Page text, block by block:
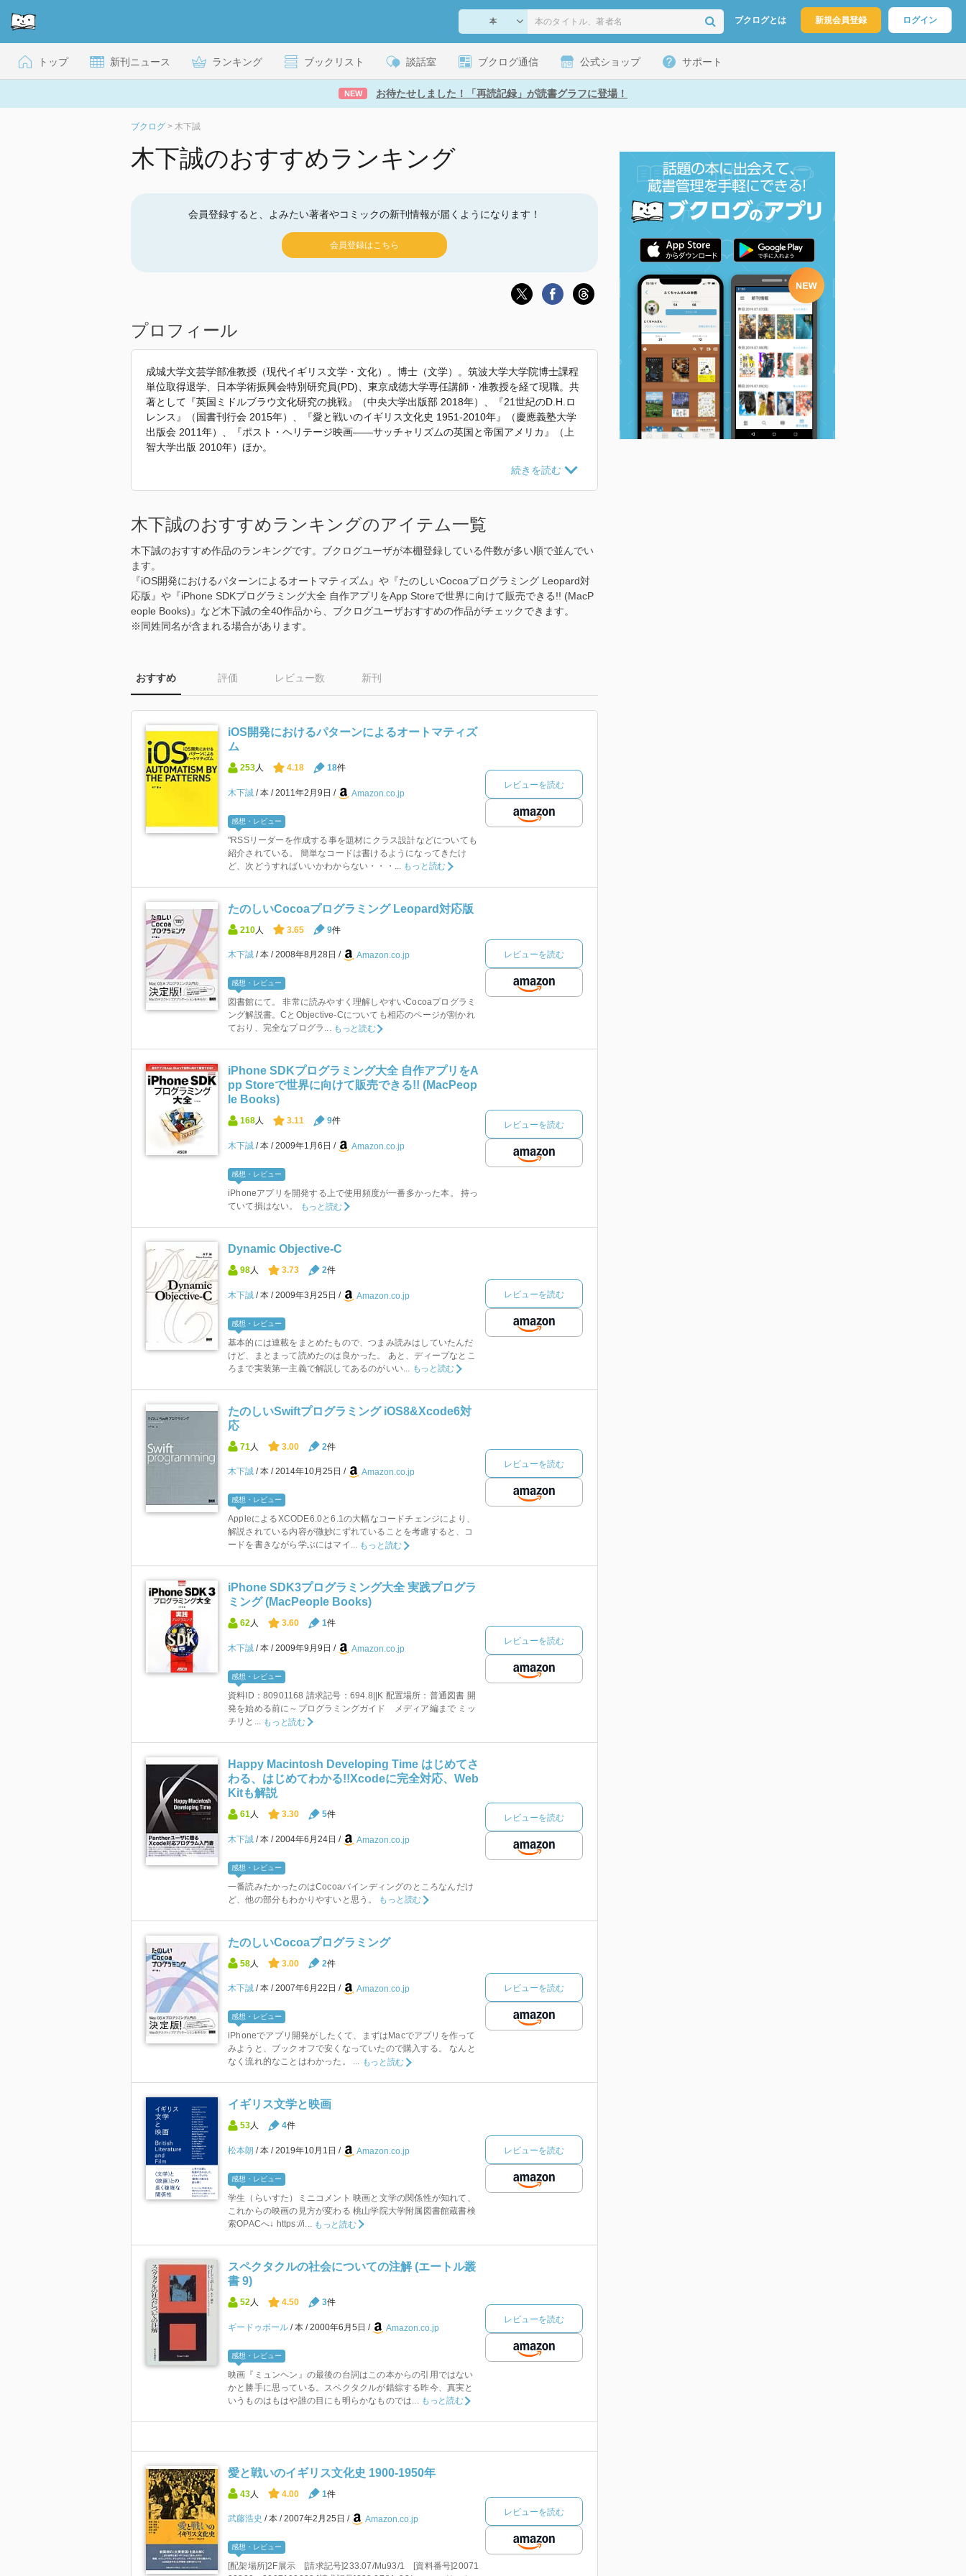
ブクログとは 新規会員登録 ログイン
トップ 新刊ニュース ランキング ブックリスト 談話室 ブクログ通信 公式ショップ サポート
NEW お待たせしました！「再読記録」が読書グラフに登場！
ブクログ > 木下誠
木下誠のおすすめランキング
会員登録すると、よみたい著者やコミックの新刊情報が届くようになります！
会員登録はこちら
プロフィール
成城大学文芸学部准教授（現代イギリス文学・文化）。博士（文学）。筑波大学大学院博士課程
単位取得退学、日本学術振興会特別研究員(PD)、東京成徳大学専任講師・准教授を経て現職。共
著として『英国ミドルブラウ文化研究の挑戦』（中央大学出版部 2018年）、『21世紀のD.H.ロ
レンス』（国書刊行会 2015年）、『愛と戦いのイギリス文化史 1951-2010年』（慶應義塾大学
出版会 2011年）、『ポスト・ヘリテージ映画——サッチャリズムの英国と帝国アメリカ』（上
智大学出版 2010年）ほか。
「2019年 『モダンムーヴメントのD・H・ロレンス』 で使われていた紹介文から引用していま
す。」
木下誠のおすすめランキングのアイテム一覧
木下誠のおすすめ作品のランキングです。ブクログユーザが本棚登録している件数が多い順で並んでい
ます。
『iOS開発におけるパターンによるオートマティズム』や『たのしいCocoaプログラミング Leopard対
応版』や『iPhone SDKプログラミング大全 自作アプリをApp Storeで世界に向けて販売できる!! (MacP
eople Books)』など木下誠の全40作品から、ブクログユーザおすすめの作品がチェックできます。
※同姓同名が含まれる場合があります。
おすすめ 評価 レビュー数 新刊
iOS開発におけるパターンによるオートマティズ
ム
253人 4.18 18件
木下誠 本 2011年2月9日 Amazon.co.jp
感想・レビュー
"RSSリーダーを作成する事を題材にクラス設計などについても
紹介されている。 簡単なコードは書けるようになってきたけ
ど、次どうすればいいかわからない・・・...
もっと読む
レビューを読む
たのしいCocoaプログラミング Leopard対応版
210 人 3.65 9件
木下誠 本 2008年8月28日 Amazon.co.jp
感想・レビュー
図書館にて。 非常に読みやすく理解しやすいCocoaプログラミ
ング解説書。CとObjective-Cについても相応のページが割かれ
ており、完全なプログラ... もっと読む
レビューを読む
iPhone SDKプログラミング大全 自作アプリをA
pp Storeで世界に向けて販売できる!! (MacPeop
le Books)
168人 3.11 9件
木下誠 本 2009年1月6日 Amazon.co.jp
感想・レビュー
iPhoneアプリを開発する上で使用頻度が一番多かった本。 持っ
ていて損はない。
もっと読む
レビューを読む
Dynamic Objective‐C
98 人 3.73 2件
木下誠 本 2009年3月25日 Amazon.co.jp
感想・レビュー
基本的には連載をまとめたもので、つまみ読みはしていたんだ
けど、まとまって読めたのは良かった。 あと、ディープなとこ
ろまで実装第一主義で解説してあるのがいい...
もっと読む
レビューを読む
たのしいSwiftプログラミング iOS8&Xcode6対
応
71 人 3.00 2件
木下誠 本 2014年10月25日 Amazon.co.jp
感想・レビュー
AppleによるXCODE6.0と6.1の大幅なコードチェンジにより、
解説されている内容が微妙にずれていることを考慮すると、コ
ードを書きながら学ぶにはマイ... もっと読む
レビューを読む
iPhone SDK3プログラミング大全 実践プログラ
ミング (MacPeople Books)
62人 3.60 1件
木下誠 本 2009年9月9日 Amazon.co.jp
感想・レビュー
資料ID：80901168 請求記号：694.8||K 配置場所：普通図書 開
発を始める前に～プログラミングガイド メディア編まで ミッ
チリと... もっと読む
レビューを読む
Happy Macintosh Developing Time はじめてさ
わる、はじめてわかる!!Xcodeに完全対応、Web
Kitも解説
61 人 3.30 5件
木下誠 本 2004年6月24日 Amazon.co.jp
感想・レビュー
一番読みたかったのはCocoaバインディングのところなんだけ
ど、他の部分もわかりやすいと思う。
もっと読む
レビューを読む
たのしいCocoaプログラミング
58 人 3.00 2件
木下誠 本 2007年6月22日 Amazon.co.jp
感想・レビュー
iPhoneでアプリ開発がしたくて、まずはMacでアプリを作って
みようと、ブックオフで安くなっていたので購入する。 なんと
なく流れ的なことはわかった。 ... もっと読む
レビューを読む
イギリス文学と映画
53人 4件
松本朗 本 2019年10月1日 Amazon.co.jp
感想・レビュー
学生（らいすた）ミニコメント 映画と文学の関係性が知れて、
これからの映画の見方が変わる 桃山学院大学附属図書館蔵書検
索OPACへ↓ https://i... もっと読む
レビューを読む
スペクタクルの社会についての注解 (エートル叢
書 9)
52 人 4.50 3件
ギードゥボール 本 2000年6月5日 Amazon.co.jp
感想・レビュー
映画『ミュンヘン』の最後の台詞はこの本からの引用ではない
かと勝手に思っている。スペクタクルが錯綜する昨今、真実と
いうものはもはや誰の目にも明らかなものでは...
もっと読む
レビューを読む
愛と戦いのイギリス文化史 1900‐1950年
43 人 4.00 1件
武藤浩史 本 2007年2月25日 Amazon.co.jp
感想・レビュー
[配架場所]2F展示 [請求記号]233.07/Mu93/1 [資料番号]20071
レビューを読む